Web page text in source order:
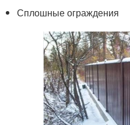
Сплошные ограждения